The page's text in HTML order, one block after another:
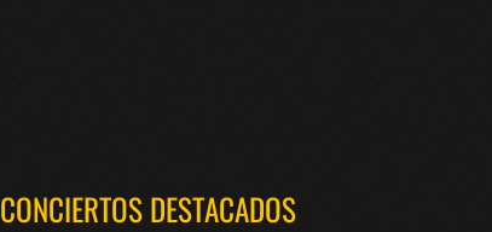
CONCIERTOS DESTACADOS